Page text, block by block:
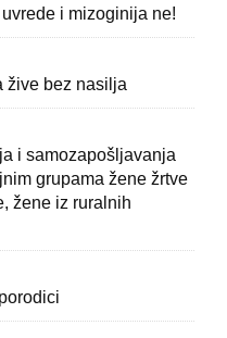
i mizoginija ne!
žive bez nasilja
i samozapošljavanja
grupama žene žrtve
žene iz ruralnih